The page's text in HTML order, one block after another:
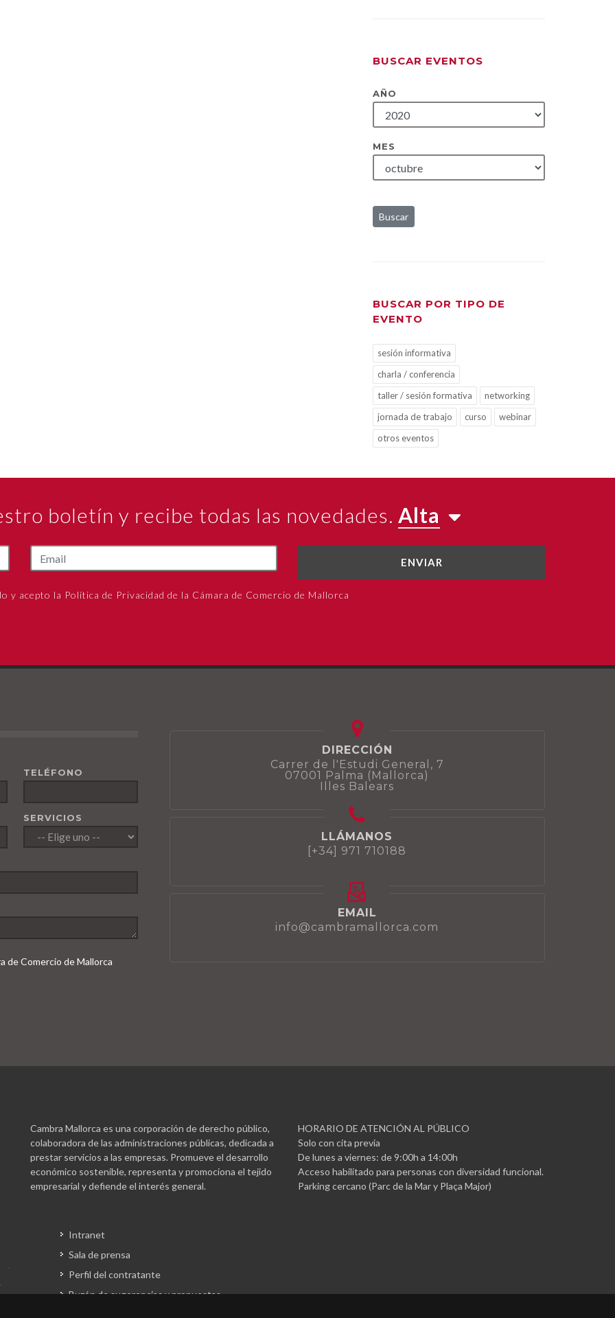
BUSCAR EVENTOS
AÑO
MES
Buscar
BUSCAR POR TIPO DE
EVENTO
sesión informativa
charla / conferencia
taller / sesión formativa
networking
jornada de trabajo
curso
webinar
otros eventos
boletín y recibe todas las novedades. Alta
ENVIAR
y acepto la Política de Privacidad de la Cámara de Comercio de Mallorca
TELÉFONO
SERVICIOS
de Comercio de Mallorca
DIRECCIÓN
Carrer de l'Estudi General, 7
07001 Palma (Mallorca)
Illes Balears
LLÁMANOS
[+34] 971 710188
EMAIL
info@cambramallorca.com
Cambra Mallorca es una corporación de derecho público,
colaboradora de las administraciones públicas, dedicada a
prestar servicios a las empresas. Promueve el desarrollo
económico sostenible, representa y promociona el tejido
empresarial y defiende el interés general.
Intranet
Sala de prensa
Perfil del contratante
Buzón de sugerencias y propuestas
HORARIO DE ATENCIÓN AL PÚBLICO
Solo con cita previa
De lunes a viernes: de 9:00h a 14:00h
Acceso habilitado para personas con diversidad funcional.
Parking cercano (Parc de la Mar y Plaça Major)